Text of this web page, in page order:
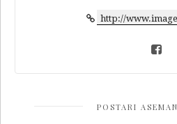
http://
POSTARI